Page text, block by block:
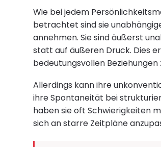
Wie bei jedem
betrachtet sind sie
annehmen. Sie sind äußerst
statt auf äußeren Druck. Dies
bedeutungsvollen Beziehungen
Allerdings kann ihre
ihre Spontaneität bei
haben sie oft Schwierigkeiten
sich an starre Zeitpläne